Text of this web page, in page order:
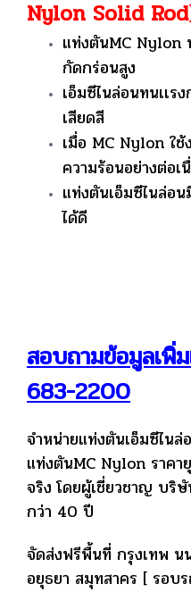
Nylon Solid
แท่งตันMC Nylon
กัดกร่อนสูง
เอ็มซีไนล่อนทนเเร
เสียดสี
เมื่อ MC Nylon ใ
ความร้อนอย่างต่อเ
แท่งตันเอ็มซีไนล่อ
ได้ดี
สอบถามข้อมูลเพิ่
683-2200
จำหน่ายแท่งตันเอ็มซีไน
แท่งตันMC Nylon ราค
จริง โดยผู้เชี่ยวชาญ บริษั
กว่า 40 ปี
จัดส่งฟรีพื้นที่ กรุงเทพ น
อยุธยา สมุทสาคร [ รอบ